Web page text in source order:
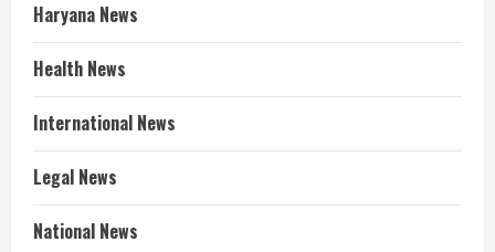
Haryana News
Health News
International News
Legal News
National News